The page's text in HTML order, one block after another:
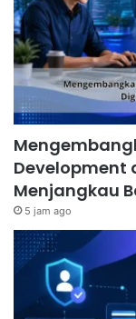
Development
Menjangkau
5 jam ago